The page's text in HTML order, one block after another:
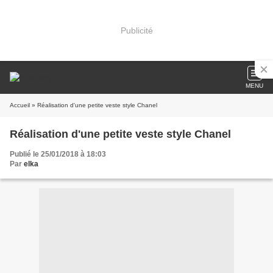
Publicité
MENU
Accueil » Réalisation d'une petite veste style Chanel
Réalisation d'une petite veste style Chanel
Publié le 25/01/2018 à 18:03
Par elka